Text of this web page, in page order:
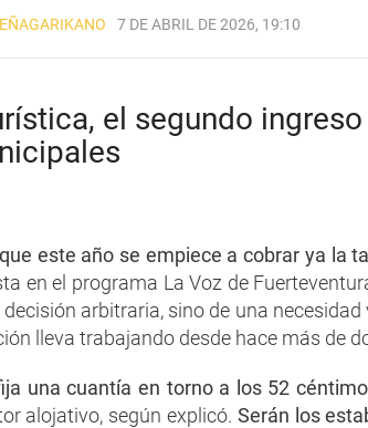
7 DE ABRIL DE 2026, 19:10
el segundo
este año se empiece a cobrar ya la
en el programa La Voz de
arbitraria, sino de una
lleva trabajando desde hace más de
una cuantía en torno a los 52
alojativo, según explicó. Serán los